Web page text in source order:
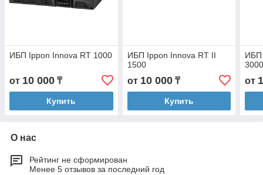
ИБП Ippon Innova RT 1000
от 10 000 ₸
Купить
ИБП Ippon Innova RT II
1500
от 10 000₸
Купить
ИБП
от
О нас
Рейтинг не сформирован
Менее 5 отзывов за последний год